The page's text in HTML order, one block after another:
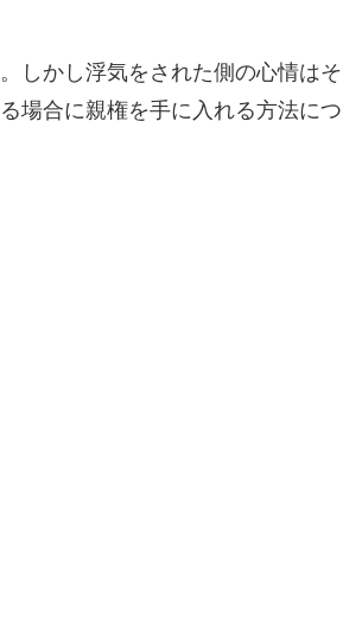
しかし浮気をされた側の心情はそ
場合に親権を手に入れる方法につ